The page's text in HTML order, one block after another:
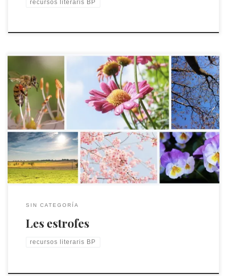
recursos literaris BP
Com s'estructura una poesia?
SIN CATEGORÍA
Les estrofes
recursos literaris BP